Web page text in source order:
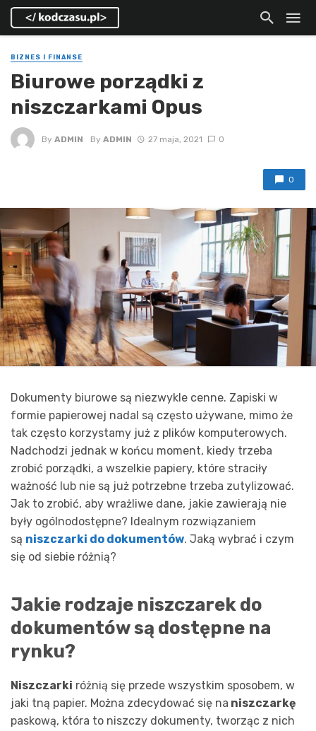
BIZNES I FINANSE
Biurowe porządki z
niszczarkami Opus
By ADMIN ByADMIN 27 maja, 2021 0
0
Dokumenty biurowe są niezwykle cenne. Zapiski w
formie papierowej nadal są często używane, mimo że
tak często korzystamy już z plików komputerowych.
Nadchodzi jednak w końcu moment, kiedy trzeba
zrobić porządki, a wszelkie papiery, które straciły
ważność lub nie są już potrzebne trzeba zutylizować.
Jak to zrobić, aby wrażliwe dane, jakie zawierają nie
były ogólnodostępne? Idealnym rozwiązaniem
są niszczarki do dokumentów. Jaką wybrać i czym
się od siebie różnią?
Jakie rodzaje niszczarek do
dokumentów są dostępne na
rynku?
Niszczarki różnią się przede wszystkim sposobem, w
jaki tną papier. Można zdecydować się na niszczarkę
paskową, która to niszczy dokumenty, tworząc z nich